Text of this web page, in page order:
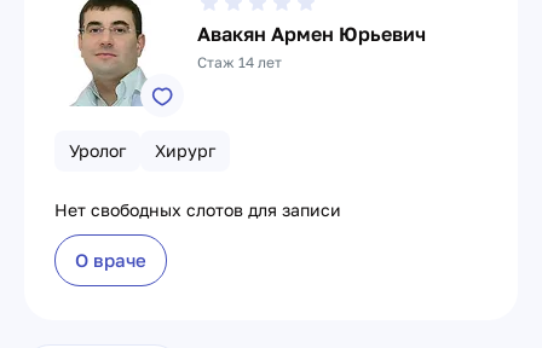
Авакян Армен Юрьевич
Стаж 14 лет
Уролог Хирург
Нет свободных слотов для записи
О враче